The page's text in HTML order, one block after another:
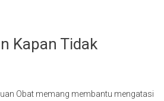
Kapan Tidak
Obat memang membantu mengatasi